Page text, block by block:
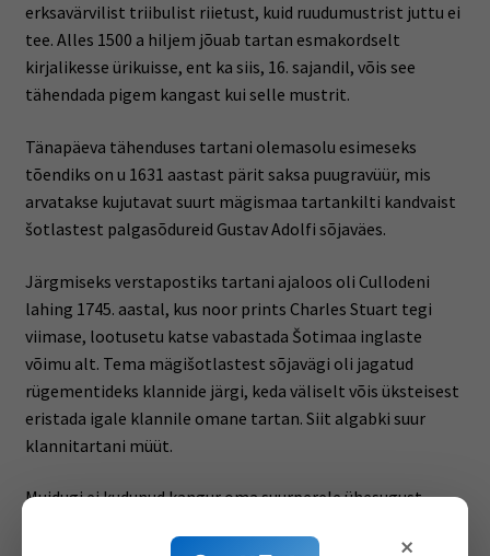
erksavärvilist triibulist riietust, kuid ruudumustrist juttu ei
tee. Alles 1500 a hiljem jõuab tartan esmakordselt
kirjalikesse ürikuisse, ent ka siis, 16. sajandil, võis see
tähendada pigem kangast kui selle mustrit.
Tänapäeva tähenduses tartani olemasolu esimeseks
tõendiks on u 1631 aastast pärit saksa puugravüür, mis
arvatakse kujutavat suurt mägismaa tartankilti kandvaist
šotlastest palgasõdureid Gustav Adolfi sõjaväes.
Järgmiseks verstapostiks tartani ajaloos oli Cullodeni
lahing 1745. aastal, kus noor prints Charles Stuart tegi
viimase, lootusetu katse vabastada Šotimaa inglaste
võimu alt. Tema mägišotlastest sõjavägi oli jagatud
rügementideks klannide järgi, keda väliselt võis üksteisest
eristada igale klannile omane tartan. Siit algabki suur
klannitartani müüt.
Muidugi ei kudunud kangur oma suurperele ühesugust
×